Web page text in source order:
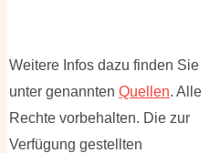
Weitere Infos dazu finden Sie
unter genannten Quellen. Alle
Rechte vorbehalten. Die zur
Verfügung gestellten